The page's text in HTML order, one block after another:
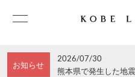
お知らせ
2026/07/30
熊本県で発生した地